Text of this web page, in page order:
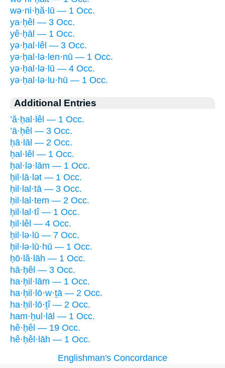
wə·ni·ḥă·lū — 1 Occ.
ya·ḥêl — 3 Occ.
yê·ḥāl — 1 Occ.
yə·ḥal·lêl — 3 Occ.
yə·ḥal·lə·len·nū — 1 Occ.
yə·ḥal·lə·lū — 4 Occ.
yə·ḥal·lə·lu·hū — 1 Occ.
Additional Entries
’ă·ḥal·lêl — 1 Occ.
’ā·ḥêl — 3 Occ.
ḥā·lāl — 2 Occ.
ḥal·lêl — 1 Occ.
ḥal·lə·lām — 1 Occ.
ḥil·lā·lət — 1 Occ.
ḥil·lal·tā — 3 Occ.
ḥil·lal·tem — 2 Occ.
ḥil·lal·tî — 1 Occ.
ḥil·lêl — 4 Occ.
ḥil·lə·lū — 7 Occ.
ḥil·lə·lū·hū — 1 Occ.
ḥō·lă·lāh — 1 Occ.
hā·ḥêl — 3 Occ.
ha·ḥil·lām — 1 Occ.
ha·ḥil·lō·w·ṯā — 2 Occ.
ha·ḥil·lō·ṯî — 2 Occ.
ham·ḥul·lāl — 1 Occ.
hê·ḥêl — 19 Occ.
hê·ḥêl·lāh — 1 Occ.
Englishman's Concordance